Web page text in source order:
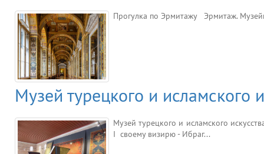
Прогулка по Эрмитажу Эрмитаж.
Музей турецкого и исламского
Музей турецкого и исламского
I своему визирю - Ибраг...